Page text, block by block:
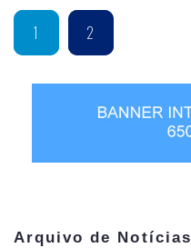
1 2
Arquivo de Notícias